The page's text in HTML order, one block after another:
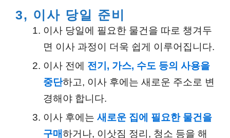
3, 이사 당일 준비
이사 당일에 필요한 물건을 따로 챙겨두
면 이사 과정이 더욱 쉽게 이루어집니다.
이사 전에 전기, 가스, 수도 등의 사용을
중단하고, 이사 후에는 새로운 주소로 변
경해야 합니다.
이사 후에는 새로운 집에 필요한 물건을
구매하거나, 이삿짐 정리, 청소 등을 해